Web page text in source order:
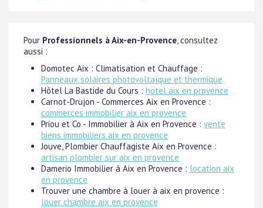
Pour Professionnels à Aix-en-Provence , consultez
aussi :
Domotec Aix : Climatisation et Chauffage :
Panneaux solaires photovoltaïque et thermique
Hôtel La Bastide du Cours : hotel aix en provence
Carnot-Drujon - Commerces Aix en Provence :
commerces immobilier aix en provence
Priou et Co - Immobilier à Aix en Provence : vente
biens immobiliers aix en provence
Jouve, Plombier Chauffagiste Aix en Provence :
artisan plombier sur aix en provence
Damerio Immobilier à Aix en Provence : location aix
en provence
Trouver une chambre à louer à aix en provence :
louer chambre aix en provence